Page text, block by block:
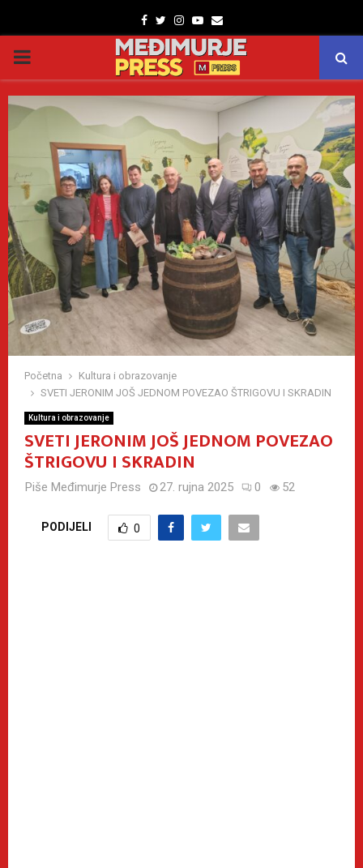
Facebook
TwitterInstagram
Youtube
Email
PRIMARY
MENU
Početna
Kultura i obrazovanje
SVETI JERONIM JOŠ JEDNOM POVEZAO ŠTRIGOVU I SKRADIN
Kultura i obrazovanje
SVETI JERONIM JOŠ JEDNOM POVEZAO
ŠTRIGOVU I SKRADIN
Piše Međimurje Press 27. rujna 2025 0 52
PODIJELI 0